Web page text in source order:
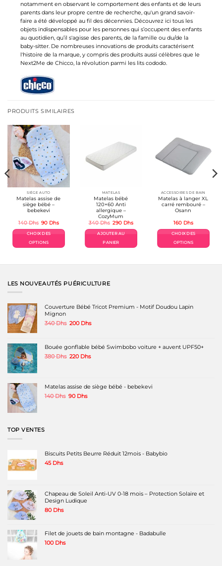
notamment en observant le comportement des enfants et de leurs
parents dans leur propre centre de recherche, qu'un grand savoir-
faire a été développé au fil des décennies. Découvrez ici tous les
objets indispensables pour les personnes qui s’occupent des enfants
au quotidien, qu’il s'agisse des parents, de la famille ou du/de la
baby-sitter. De nombreuses innovations de produits caractérisent
l'histoire de la marque, y compris des produits aussi célèbres que le
Next2Me de Chicco, la révolution parmi les lits cododo.
PRODUITS SIMILAIRES
SIÈGE AUTO
Matelas assise de
siège bébé –
bebekevi
140Dhs Le
initial
était :
140 Dhs.
90 DhsLe
actuel
CHOIX DES
OPTIONS
a
variations.
être
choisies
sur
produit
MATELAS
Matelas bébé
120×60 Anti
allergique –
CozyMum
340Dhs Le
initial
était :
340 Dhs.
290 DhsLe
actuel
AJOUTER AU
PANIER
ACCESSOIRES DE BAIN
Matelas à langer XL
carré rembouré –
Osann
160 Dhs
CHOIX DES
OPTIONS
a
être
du
LES NOUVEAUTÉS PUÉRICULTURE
Couverture Bébé Tricot Premium - Motif Doudou Lapin
Mignon
340Dhs Le
était :
340 Dhs.
200 DhsLe
est :
200 Dhs.
Bouée gonflable bébé Swimbobo voiture + auvent UPF50+
380Dhs Le
380 Dhs.
220 DhsLe
220 Dhs.
Matelas assise de siège bébé - bebekevi
140Dhs Le
90 DhsLe
TOP VENTES
Biscuits Petits Beurre Réduit 12mois - Babybio
45 Dhs
Chapeau de Soleil Anti-UV 0-18 mois – Protection Solaire et
Design Ludique
80 Dhs
Filet de jouets de bain montagne - Badabulle
100 Dhs